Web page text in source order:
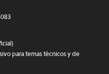
para temas técnicos y de